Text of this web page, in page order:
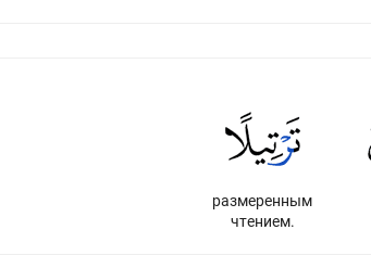
размеренным
чтением.